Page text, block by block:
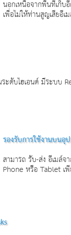
นอกเหนือจากพื้นที่เก็บ
เพื่อไม่ให้ท่านสูญเสียอี
ดับไฮเอนด์ มีระบบ
รองรับการใช้งานบน
สามารถ รับ-ส่ง อีเมล์
Phone หรือ Tablet เพี